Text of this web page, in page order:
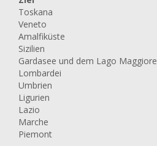
Toskana
Veneto
Amalfiküste
Sizilien
Gardasee und dem Lago Maggiore
Lombardei
Umbrien
Ligurien
Lazio
Marche
Piemont